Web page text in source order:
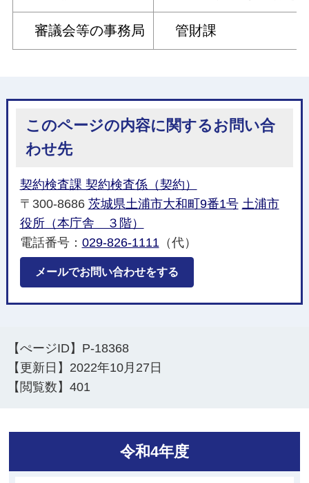
審議会等の事務局 管財課
このページの内容に関するお問い合
わせ先
契約検査課 契約検査係（契約）
〒300-8686 茨城県土浦市大和町9番1号 土浦市
役所（本庁舎 ３階）
電話番号： 029-826-1111（代）
メールでお問い合わせをする
【ぺージID】 P-18368
【更新日】 2022年10月27日
【閲覧数】401
令和4年度